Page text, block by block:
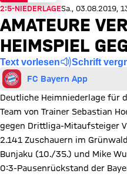
2:5-NIEDERLAGESa., 03.08.2019,
AMATEURE
HEIMSPIEL
Text vorlesen Schrift
FC Bayern App
Deutliche Heimniederlage für
Team von Trainer Sebastian
gegen Drittliga-Mitaufsteiger
2.141 Zuschauern im
Bunjaku (10./35.) und Mike
0:3-Pausenrückstand der